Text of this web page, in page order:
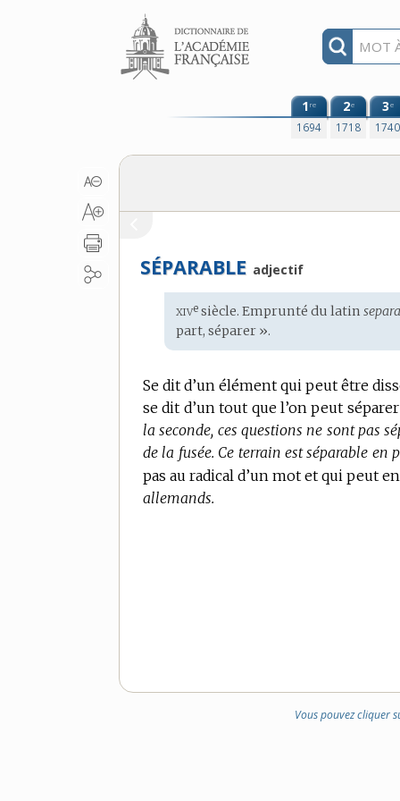
Aller au contenu
1re
1694
2e
1718
3e
1740
SÉPARABLE adjectif
Étymologie
:
xive siècle. Emprunté dulatin
part, séparer ».
Se dit d’un élément qui peut être
se dit d’un tout que l’on peut
la seconde, ces questions ne sont pas
de la fusée. Ce terrain est séparable en
pas au radical d’un mot et qui peut
allemands.
Vous pouvez cliquer